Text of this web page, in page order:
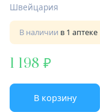
Швейцария
В наличии в 1 аптеке
1 198
В корзину